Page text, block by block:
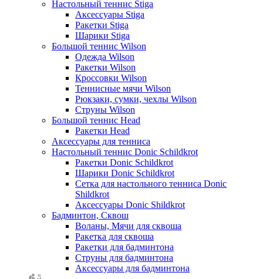
Настольный теннис Stiga
Аксессуары Stiga
Ракетки Stiga
Шарики Stiga
Большой теннис Wilson
Одежда Wilson
Ракетки Wilson
Кроссовки Wilson
Теннисные мячи Wilson
Рюкзаки, сумки, чехлы Wilson
Струны Wilson
Большой теннис Head
Ракетки Head
Аксессуары для тенниса
Настольный теннис Donic Schildkrot
Ракетки Donic Schildkrot
Шарики Donic Schildkrot
Сетка для настольного тенниса Donic
Shildkrot
Аксессуары Donic Shildkrot
Бадминтон, Сквош
Воланы, Мячи для сквоша
Ракетка для сквоша
Ракетки для бадминтона
Струны для бадминтона
Аксессуары для бадминтона